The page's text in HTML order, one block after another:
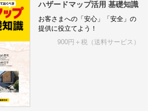
ハザードマップ活用 基礎知識
お客さまへの「安心」「安全」の
提供に役立てよう！
900円＋税（送料サービス）